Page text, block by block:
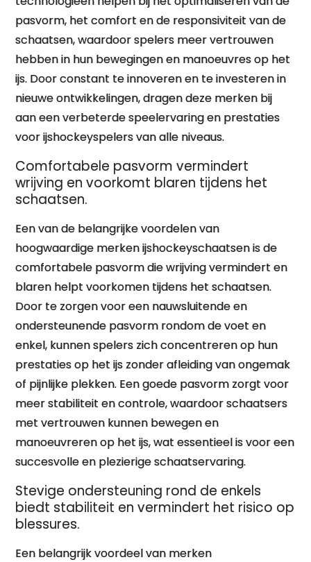
pasvorm, het comfort en de responsiviteit van de
schaatsen, waardoor spelers meer vertrouwen
hebben in hun bewegingen en manoeuvres op het
ijs. Door constant te innoveren en te investeren in
nieuwe ontwikkelingen, dragen deze merken bij
aan een verbeterde speelervaring en prestaties
voor ijshockeyspelers van alle niveaus.
Comfortabele pasvorm vermindert
wrijving en voorkomt blaren tijdens het
schaatsen.
Een van de belangrijke voordelen van
hoogwaardige merken ijshockeyschaatsen is de
comfortabele pasvorm die wrijving vermindert en
blaren helpt voorkomen tijdens het schaatsen.
Door te zorgen voor een nauwsluitende en
ondersteunende pasvorm rondom de voet en
enkel, kunnen spelers zich concentreren op hun
prestaties op het ijs zonder afleiding van ongemak
of pijnlijke plekken. Een goede pasvorm zorgt voor
meer stabiliteit en controle, waardoor schaatsers
met vertrouwen kunnen bewegen en
manoeuvreren op het ijs, wat essentieel is voor een
succesvolle en plezierige schaatservaring.
Stevige ondersteuning rond de enkels
biedt stabiliteit en vermindert het risico op
blessures.
Een belangrijk voordeel van merken